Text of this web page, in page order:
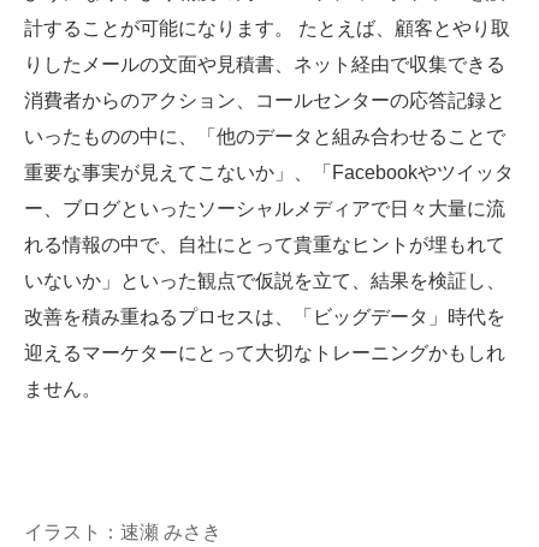
計することが可能になります。 たとえば、顧客とやり取
りしたメールの文面や見積書、ネット経由で収集できる
消費者からのアクション、コールセンターの応答記録と
いったものの中に、「他のデータと組み合わせることで
重要な事実が見えてこないか」、「Facebookやツイッタ
ー、ブログといったソーシャルメディアで日々大量に流
れる情報の中で、自社にとって貴重なヒントが埋もれて
いないか」といった観点で仮説を立て、結果を検証し、
改善を積み重ねるプロセスは、「ビッグデータ」時代を
迎えるマーケターにとって大切なトレーニングかもしれ
ません。
イラスト：速瀬 みさき